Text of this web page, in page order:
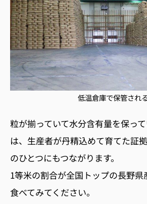
低温倉庫で保管され
粒が揃っていて水分含有量を保っ
は、生産者が丹精込めて育てた証
のひとつにもつながります。
1等米の割合が全国トップの長野
食べてみてください。